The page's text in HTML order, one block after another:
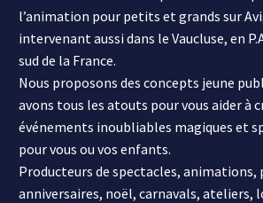
l’animation pour petits et grands sur
intervenant aussi dans le Vaucluse, en
sud de la France.
Nous proposons des concepts jeune
avons tous les atouts pour vous aider à
événements inoubliables magiques et
pour vous ou vos enfants.
Producteurs de spectacles, animations,
anniversaires, noël, carnavals, ateliers,